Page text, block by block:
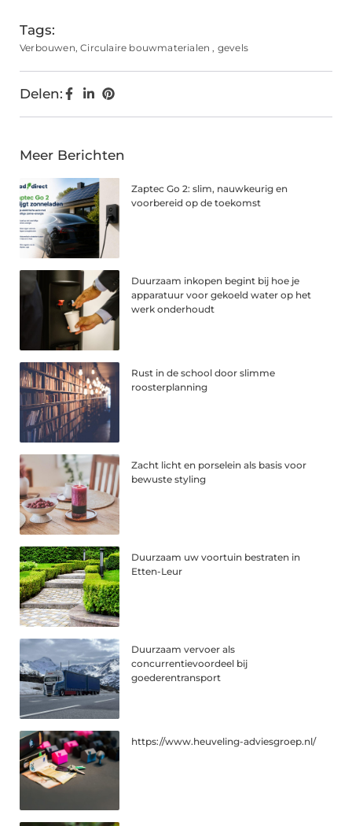
Tags:
Verbouwen,Circulaire bouwmaterialen , gevels
Delen:
Meer Berichten
Zaptec Go 2: slim, nauwkeurig en
voorbereid op de toekomst
Duurzaam inkopen begint bij hoe je
apparatuur voor gekoeld water op het
werk onderhoudt
Rust in de school door slimme
roosterplanning
Zacht licht en porselein als basis voor
bewuste styling
Duurzaam uw voortuin bestraten in
Etten-Leur
Duurzaam vervoer als
concurrentievoordeel bij
goederentransport
https://www.heuveling-adviesgroep.nl/